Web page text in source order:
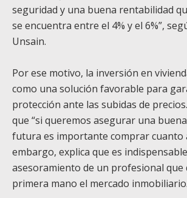
seguridad y una buena rentabilidad
se encuentra entre el 4% y el 6%”,
Unsain.
Por ese motivo, la inversión en
como una solución favorable para
protección ante las subidas de
que “si queremos asegurar una
futura es importante comprar cuanto
embargo, explica que es
asesoramiento de un profesional que
primera mano el mercado inmobiliario.